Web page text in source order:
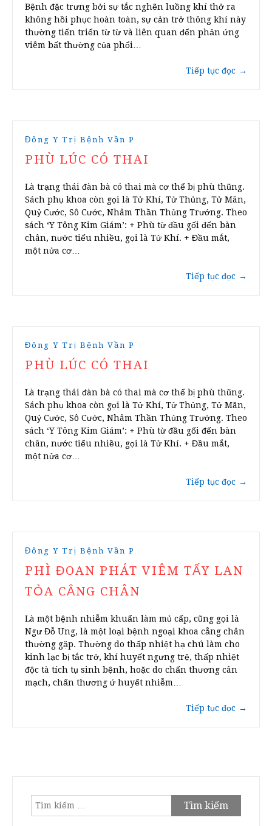
Bệnh đặc trưng bởi sự tắc nghẽn luồng khí thở ra
không hồi phục hoàn toàn, sự cản trở thông khí này
thường tiến triển từ từ và liên quan đến phản ứng
viêm bất thường của phổi…
Tiếp tục đọc →
Đông Y Trị Bệnh Vần P
PHÙ LÚC CÓ THAI
Là trạng thái đàn bà có thai mà cơ thể bị phù thũng.
Sách phụ khoa còn gọi là Tử Khí, Tử Thủng, Tử Mãn,
Quỷ Cước, Sô Cước, Nhâm Thần Thủng Trướng. Theo
sách ‘Y Tông Kim Giám’: + Phù từ đầu gối đến bàn
chân, nước tiểu nhiều, gọi là Tử Khí. + Đầu mắt,
một nửa cơ…
Tiếp tục đọc →
Đông Y Trị Bệnh Vần P
PHÙ LÚC CÓ THAI
Là trạng thái đàn bà có thai mà cơ thể bị phù thũng.
Sách phụ khoa còn gọi là Tử Khí, Tử Thủng, Tử Mãn,
Quỷ Cước, Sô Cước, Nhâm Thần Thủng Trướng. Theo
sách ‘Y Tông Kim Giám’: + Phù từ đầu gối đến bàn
chân, nước tiểu nhiều, gọi là Tử Khí. + Đầu mắt,
một nửa cơ…
Tiếp tục đọc →
Đông Y Trị Bệnh Vần P
PHÌ ĐOAN PHÁT VIÊM TẤY LAN
TỎA CẲNG CHÂN
Là một bệnh nhiễm khuẩn làm mủ cấp, cũng gọi là
Ngư Đỗ Ung, là một loại bệnh ngoại khoa cẳng chân
thường gặp. Thường do thấp nhiệt hạ chú làm cho
kinh lạc bị tắc trở, khí huyết ngưng trệ, thấp nhiệt
độc tà tích tụ sinh bệnh, hoặc do chấn thương cân
mạch, chấn thương ứ huyết nhiễm…
Tiếp tục đọc →
Tìm